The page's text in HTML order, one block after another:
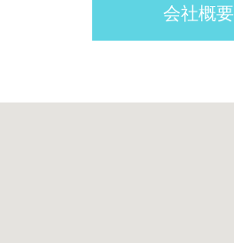
会社概要